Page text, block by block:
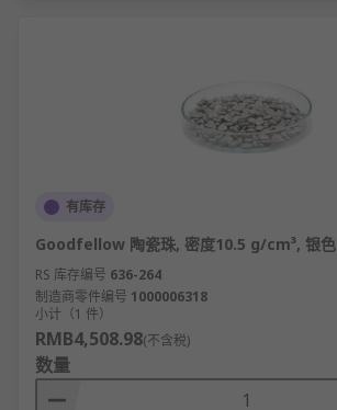
有库存
Goodfellow 陶瓷珠, 密度10.5 g/cm³, 银色
RS 库存编号 636-264
制造商零件编号 1000006318
小计（1 件）
RMB4,508.98(不含税)
数量